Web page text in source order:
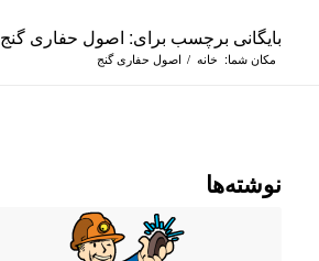
بایگانی برچسب برای: اصول حفاری گنج
مکان شما: خانه / اصول حفاری گنج
نوشته‌ها